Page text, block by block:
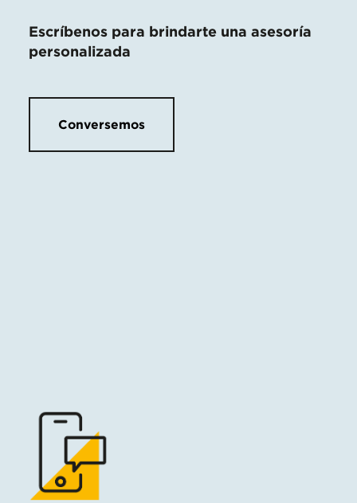
Escríbenos para brindarte una asesoría
personalizada
Conversemos